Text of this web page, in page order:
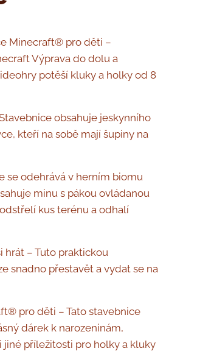
Minecraft® pro děti –
Výprava do dolu a
potěší kluky a holky od 8
obsahuje jeskynního
kteří na sobě mají šupiny na
se odehrává v herním biomu
minu s pákou ovládanou
kus terénu a odhalí
hrát – Tuto praktickou
snadno přestavět a vydat se na
pro děti – Tato stavebnice
dárek k narozeninám,
jiné příležitosti pro holky a kluky